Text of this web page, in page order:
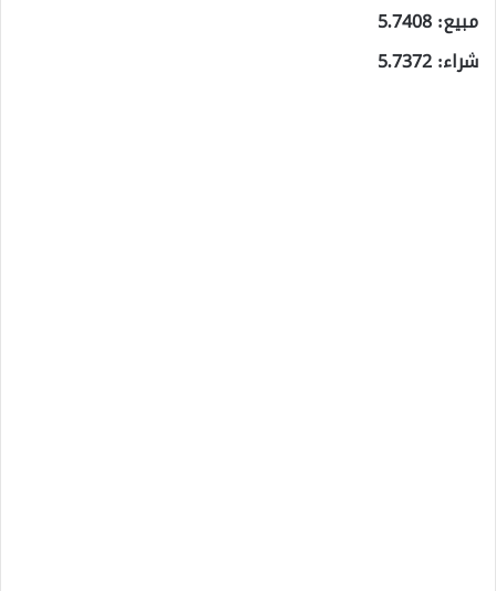
مبيع: 5.7408
شراء: 5.7372